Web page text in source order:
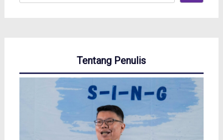
Tentang Penulis